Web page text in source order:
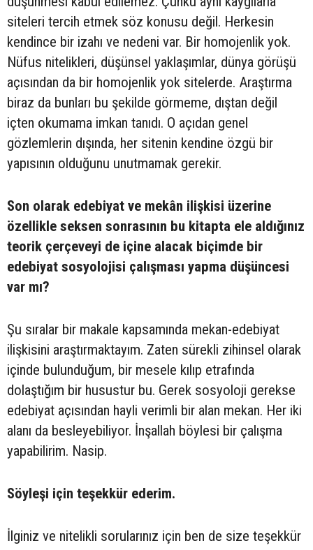
siteleri tercih etmek söz konusu değil. Herkesin
kendince bir izahı ve nedeni var. Bir homojenlik yok.
Nüfus nitelikleri, düşünsel yaklaşımlar, dünya görüşü
açısından da bir homojenlik yok sitelerde. Araştırma
biraz da bunları bu şekilde görmeme, dıştan değil
içten okumama imkan tanıdı. O açıdan genel
gözlemlerin dışında, her sitenin kendine özgü bir
yapısının olduğunu unutmamak gerekir.
Son olarak edebiyat ve mekân ilişkisi üzerine
özellikle seksen sonrasının bu kitapta ele aldığınız
teorik çerçeveyi de içine alacak biçimde bir
edebiyat sosyolojisi çalışması yapma düşüncesi
var mı?
Şu sıralar bir makale kapsamında mekan-edebiyat
ilişkisini araştırmaktayım. Zaten sürekli zihinsel olarak
içinde bulunduğum, bir mesele kılıp etrafında
dolaştığım bir husustur bu. Gerek sosyoloji gerekse
edebiyat açısından hayli verimli bir alan mekan. Her iki
alanı da besleyebiliyor. İnşallah böylesi bir çalışma
yapabilirim. Nasip.
Söyleşi için teşekkür ederim.
İlginiz ve nitelikli sorularınız için ben de size teşekkür